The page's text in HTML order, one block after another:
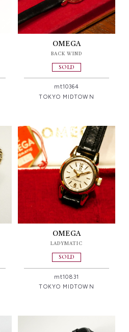
OMEGA
BACK WIND
SOLD
mt10364
TOKYO MIDTOWN
OMEGA
LADYMATIC
SOLD
mt10831
TOKYO MIDTOWN